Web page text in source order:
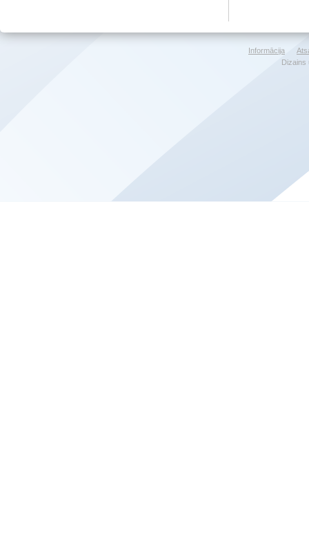
Informācija
Dizains